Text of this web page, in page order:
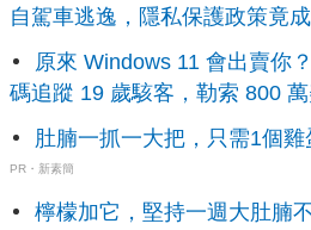
自駕車逃逸，隱私保護政策竟
原來 Windows 11 會出賣你
碼追蹤 19 歲駭客，勒索 800
肚腩一抓一大把，只需1個
PR・新素簡
檸檬加它，堅持一週大肚腩